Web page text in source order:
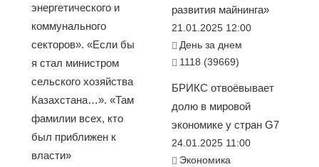
энергетического и
коммунального
секторов». «Если бы
я стал министром
сельского хозяйства
Казахстана…». «Там
фамилии всех, кто
был приближен к
власти»
развития майнинга»
21.01.2025 12:00
День за днем
1118 (39669)
БРИКС отвоёвывает
долю в мировой
экономике у стран G7
24.01.2025 11:00
Экономика